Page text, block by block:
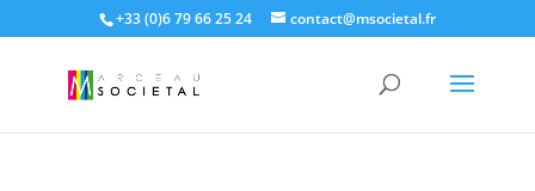
+33 (0)6 79 66 25 24 contact@msocietal.fr